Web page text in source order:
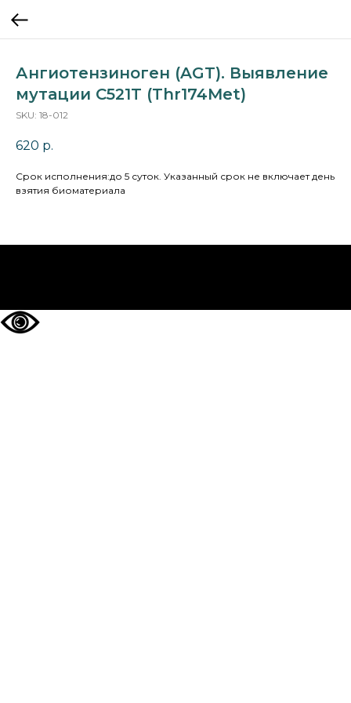
Ангиотензиноген (AGT). Выявление
мутации C521T (Thr174Met)
SKU: 18-012
620 р.
Cрок исполнения:до 5 суток. Указанный срок не включает день
взятия биоматериала